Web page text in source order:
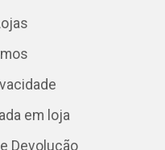
em loja
Devolução